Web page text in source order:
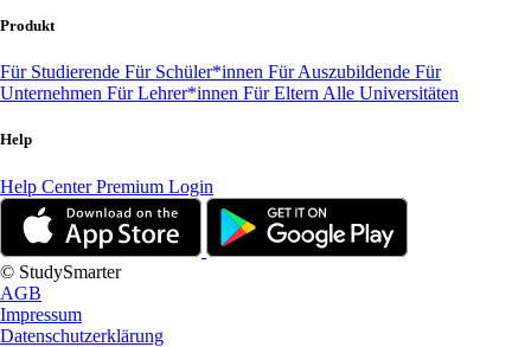
Produkt
Für Studierende Für Schüler*innen Für Auszubildende Für
Unternehmen Für Lehrer*innen Für Eltern Alle Universitäten
Help
Help CenterPremium Login
© StudySmarter
AGB
Impressum
Datenschutzerklärung